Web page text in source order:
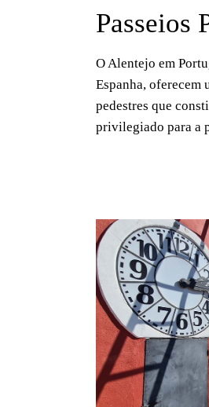
Passeios
O Alentejo em
Espanha, oferecem
pedestres que
privilegiado para a